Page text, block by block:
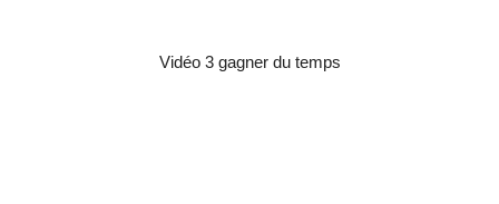
Vidéo 3 gagner du temps